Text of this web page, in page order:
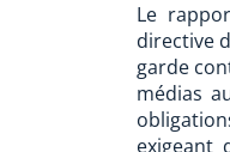
Le
directive
garde
médias
exigeant